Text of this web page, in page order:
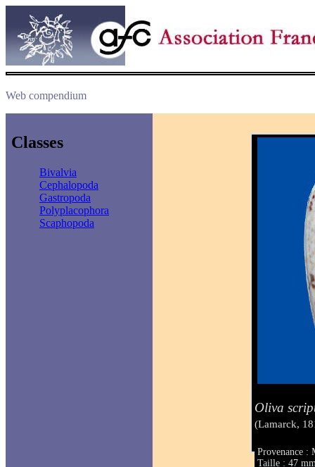
Web compendium
Classes
Bivalvia
Cephalopoda
Gastropoda
Polyplacophora
Scaphopoda
Oliva
(Lamarck,
Provenance :
Taille : 47